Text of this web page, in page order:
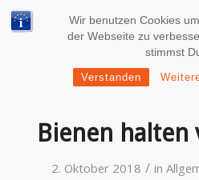
Wir benutzen Cookies
der Webseite zu
stimmst
Verstanden
Bienen
2. Oktober 2018 / in